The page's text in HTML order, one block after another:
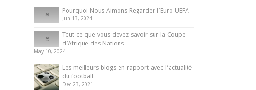
Pourquoi Nous Aimons Regarder l’Euro UEFA
Jun 13, 2024
Tout ce que vous devez savoir sur la Coupe
d’Afrique des Nations
May 10, 2024
Les meilleurs blogs en rapport avec l’actualité
du football
Dec 23, 2021